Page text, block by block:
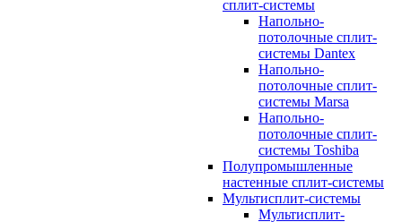
сплит-системы
Напольно-
потолочные сплит-
системы Dantex
Напольно-
потолочные сплит-
системы Marsa
Напольно-
потолочные сплит-
системы Toshiba
Полупромышленные
настенные сплит-системы
Мультисплит-системы
Мультисплит-